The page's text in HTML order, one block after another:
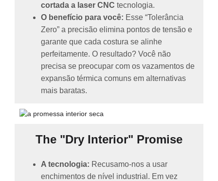
cortada a laser CNC tecnologia.
O benefício para você: Esse “Tolerância
Zero” a precisão elimina pontos de tensão e
garante que cada costura se alinhe
perfeitamente. O resultado? Você não
precisa se preocupar com os vazamentos de
expansão térmica comuns em alternativas
mais baratas.
The "Dry Interior" Promise
A tecnologia: Recusamo-nos a usar
enchimentos de nível industrial. Em vez